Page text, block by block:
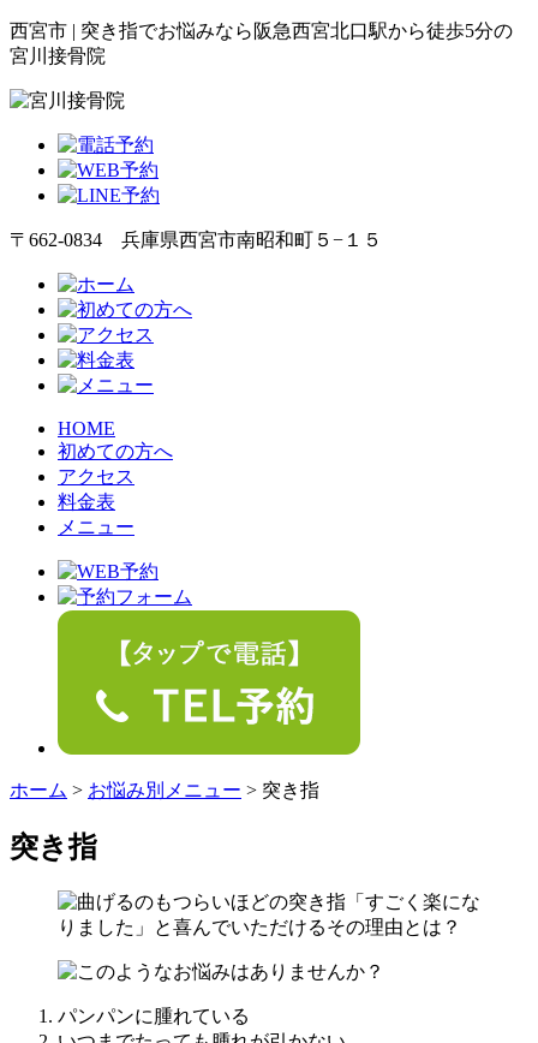
西宮市 | 突き指でお悩みなら阪急西宮北口駅から徒歩5分の
宮川接骨院
〒662-0834 兵庫県西宮市南昭和町５−１５
HOME
初めての方へ
アクセス
料金表
メニュー
ホーム > お悩み別メニュー > 突き指
突き指
パンパンに腫れている